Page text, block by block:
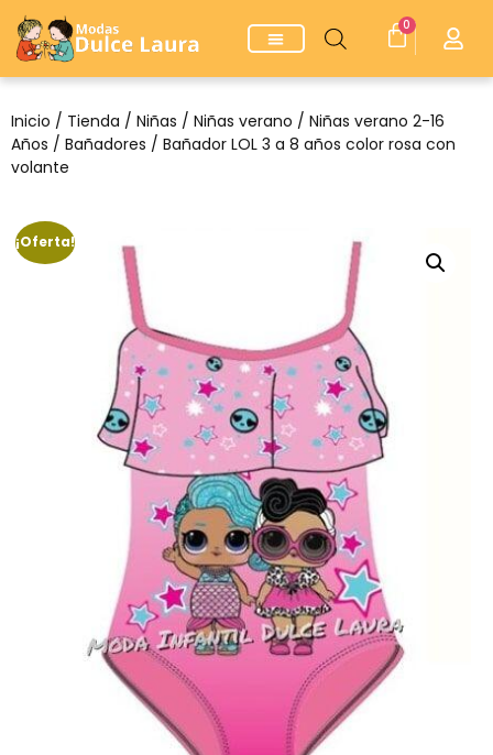
0
Inicio / Tienda / Niñas / Niñas verano / Niñas verano 2-16
Años / Bañadores / Bañador LOL 3 a 8 años color rosa con
volante
¡Oferta!